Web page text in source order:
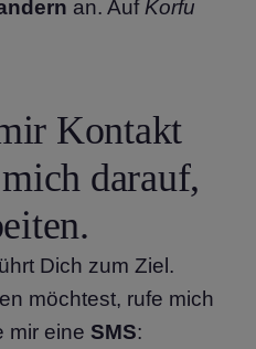
an. Auf Korfu
Kontakt
darauf,
Dich zum Ziel.
möchtest, rufe mich
mir eine SMS: